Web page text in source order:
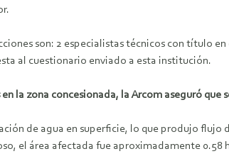
son: 2 especialistas técnicos con título
al cuestionario enviado a esta institución.
la zona concesionada, la Arcom aseguró
de agua en superficie, lo que produjo
el área afectada fue aproximadamente 0.58